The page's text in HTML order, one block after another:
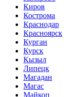
Киров
Кострома
Краснодар
Красноярск
Курган
Курск
Кызыл
Липецк
Магадан
Магас
Майкоп